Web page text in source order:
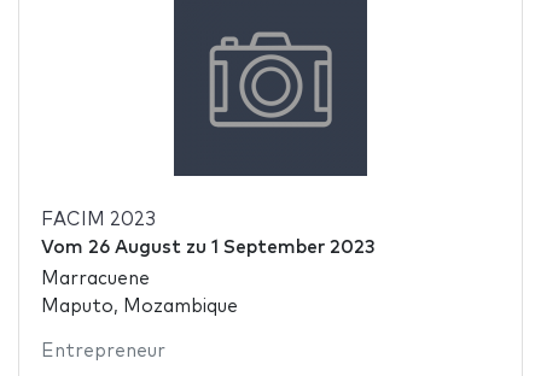
FACIM 2023
Vom 26 Augustzu 1 September 2023
Marracuene
Maputo, Mozambique
Entrepreneur